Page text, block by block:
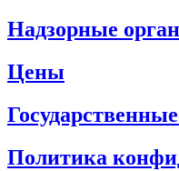
Надзорные
Цены
Политика